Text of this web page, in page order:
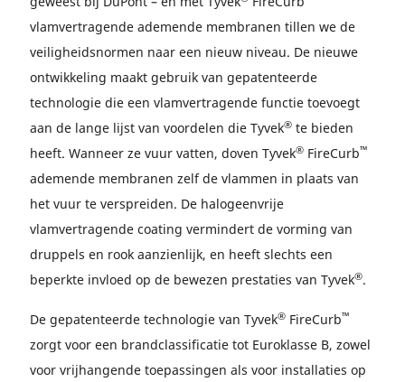
vlamvertragende ademende membranen tillen we de
veiligheidsnormen naar een nieuw niveau. De nieuwe
ontwikkeling maakt gebruik van gepatenteerde
technologie die een vlamvertragende functie toevoegt
aan de lange lijst van voordelen die Tyvek® te bieden
heeft. Wanneer ze vuur vatten, doven Tyvek® FireCurb™
ademende membranen zelf de vlammen in plaats van
het vuur te verspreiden. De halogeenvrije
vlamvertragende coating vermindert de vorming van
druppels en rook aanzienlijk, en heeft slechts een
beperkte invloed op de bewezen prestaties van Tyvek®.
De gepatenteerde technologie van Tyvek® FireCurb™
zorgt voor een brandclassificatie tot Euroklasse B, zowel
voor vrijhangende toepassingen als voor installaties op